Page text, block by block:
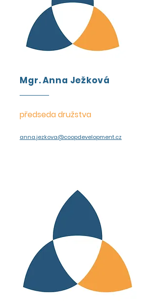
Mgr. Anna Ježková
předseda družstva
anna.jezkova@coopdevelopment.cz